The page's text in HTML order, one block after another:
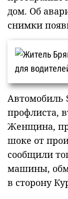
дом. Об
снимки
Автомобиль
профлиста,
Женщина,
шоке от
сообщили
машины,
в сторону